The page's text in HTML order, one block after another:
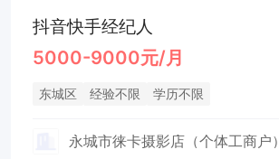
抖音快手经纪人
5000-9000元/月
东城区 经验不限 学历不限
永城市徕卡摄影店（个体工商户）